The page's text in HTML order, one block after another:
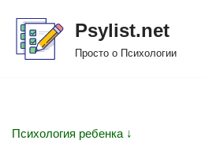
Перейти
Psylist.net
Просто о Психологии
Психология ребенка ↓